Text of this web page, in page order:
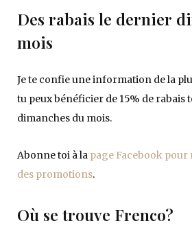
Des rabais le dernier
mois
Je te confie une information de la
tu peux bénéficier de 15% de rabais
dimanches du mois.
Abonne toi à la page Facebook
des promotions.
Où se trouve Frenco?